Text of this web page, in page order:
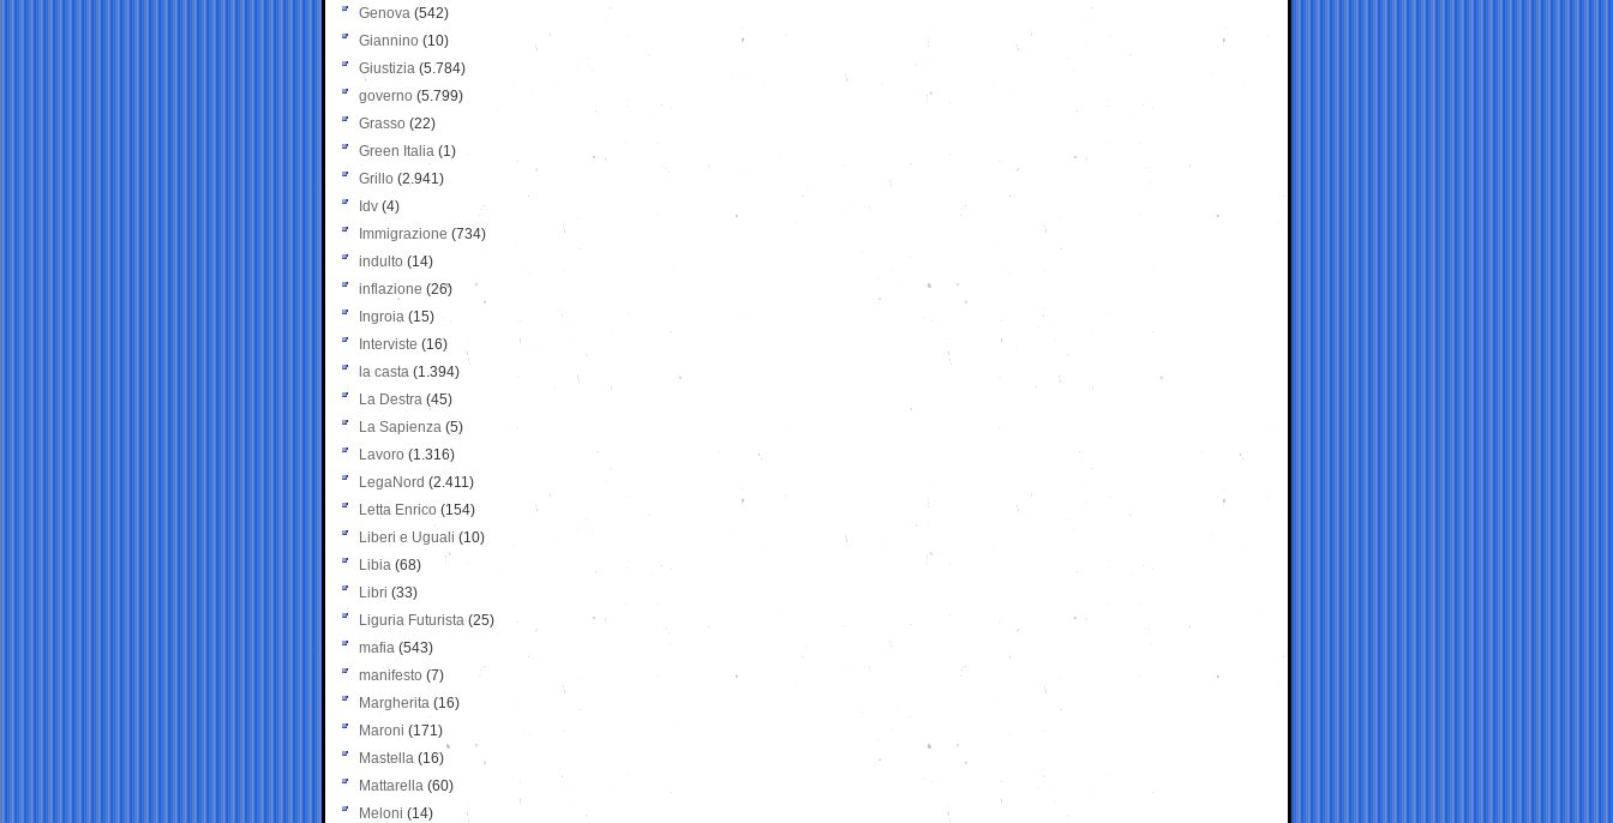
Genova (542)
Giannino (10)
Giustizia (5.784)
governo (5.799)
Grasso (22)
Green Italia (1)
Grillo (2.941)
Idv (4)
Immigrazione (734)
indulto (14)
inflazione (26)
Ingroia (15)
Interviste (16)
la casta (1.394)
La Destra (45)
La Sapienza (5)
Lavoro (1.316)
LegaNord (2.411)
Letta Enrico (154)
Liberi e Uguali (10)
Libia (68)
Libri (33)
Liguria Futurista (25)
mafia (543)
manifesto (7)
Margherita (16)
Maroni (171)
Mastella (16)
Mattarella (60)
Meloni (14)